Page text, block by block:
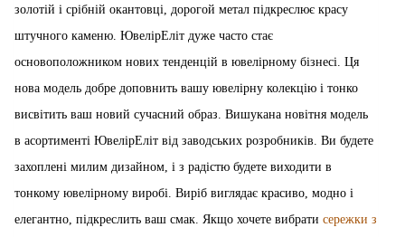
золотій і срібній окантовці, дорогой метал підкреслює красу
штучного каменю. ЮвелірЕліт дуже часто стає
основоположником нових тенденцій в ювелірному бізнесі. Ця
нова модель добре доповнить вашу ювелірну колекцію і тонко
висвітить ваш новий сучасний образ. Вишукана новітня модель
в асортименті ЮвелірЕліт від заводських розробників. Ви будете
захоплені милим дизайном, і з радістю будете виходити в
тонкому ювелірному виробі. Виріб виглядає красиво, модно і
елегантно, підкреслить ваш смак. Якщо хочете вибрати сережки з